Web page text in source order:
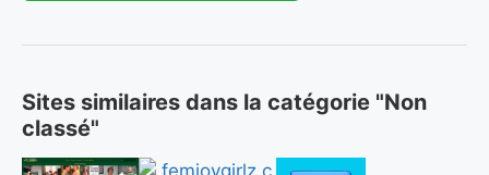
Sites similaires dans la catégorie "Non
classé"